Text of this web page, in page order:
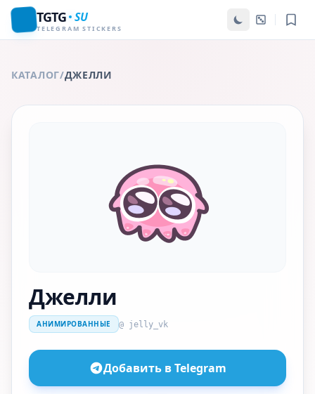
TGTG SU
TELEGRAM STICKERS
КАТАЛОГ/ДЖЕЛЛИ
Джелли
АНИМИРОВАННЫЕ @ jelly_vk
Добавить в Telegram